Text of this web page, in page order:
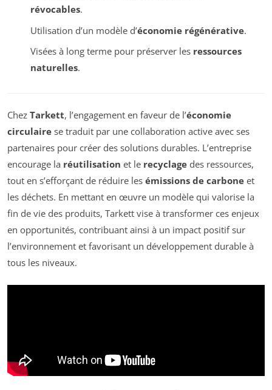
révocables.
Utilisation d’un modèle d’économie régénérative.
Visées à long terme pour préserver les ressources
naturelles.
Chez Tarkett, l’engagement en faveur de l’économie
circulaire se traduit par une collaboration active avec ses
partenaires pour créer des solutions durables. L’entreprise
encourage la réutilisation et le recyclage des ressources,
tout en s’efforçant de réduire les émissions de carbone et
les déchets. En mettant en œuvre un modèle qui valorise la
fin de vie des produits, Tarkett vise à transformer ces enjeux
en opportunités, contribuant ainsi à un impact positif sur
l’environnement et favorisant un développement durable à
tous les niveaux.